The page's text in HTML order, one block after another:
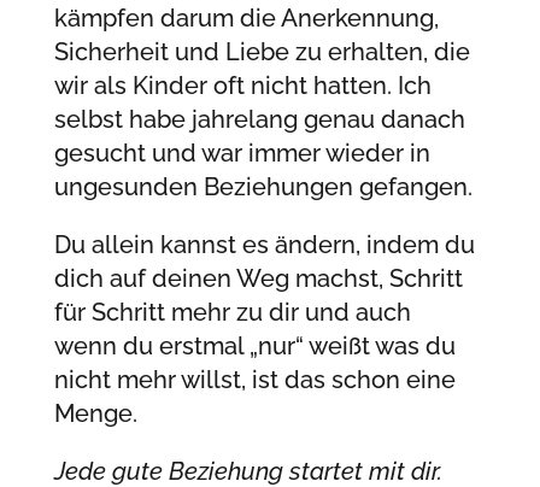
kämpfen darum die Anerkennung,
Sicherheit und Liebe zu erhalten, die
wir als Kinder oft nicht hatten. Ich
selbst habe jahrelang genau danach
gesucht und war immer wieder in
ungesunden Beziehungen gefangen.
Du allein kannst es ändern, indem du
dich auf deinen Weg machst, Schritt
für Schritt mehr zu dir und auch
wenn du erstmal „nur“ weißt was du
nicht mehr willst, ist das schon eine
Menge.
Jede gute Beziehung startet mit dir.